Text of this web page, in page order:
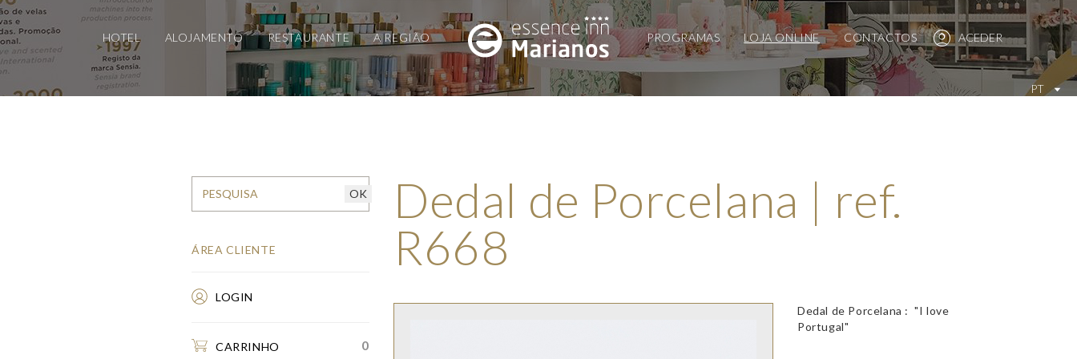
PT
HOTEL ALOJAMENTO RESTAURANTE A REGIÃO PROGRAMAS LOJA ONLINE CONTACTOS ACEDER
ÁREA CLIENTE
LOGIN
CARRINHO 0
Dedal de Porcelana | ref.
R668
Dedal de Porcelana : "I love
Portugal"